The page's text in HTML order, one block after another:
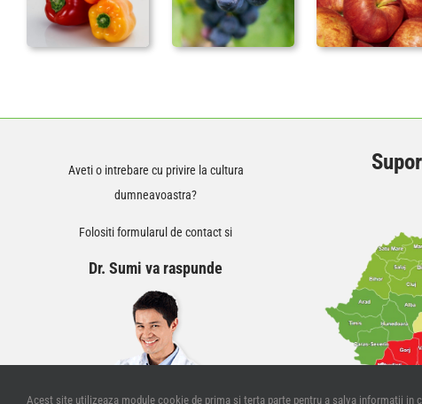
Aveti o intrebare cu privire la cultura
dumneavoastra?
Folositi formularul de contact si
Dr. Sumi va raspunde
Acest site utilizeaza module cookie de prima si terta parte pentru a salva informatii in